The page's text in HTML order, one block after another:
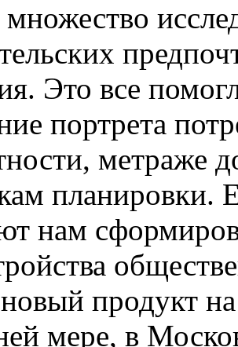
Это все
портрета
метраже
планировки.
нам
продукт
мере, в